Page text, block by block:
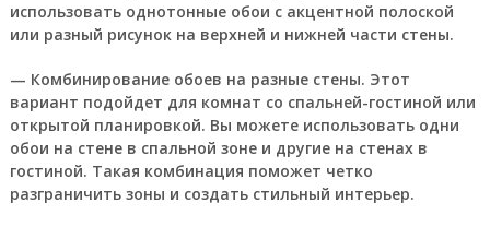
использовать однотонные обои с акцентной полоской
или разный рисунок на верхней и нижней части стены.
— Комбинирование обоев на разные стены. Этот
вариант подойдет для комнат со спальней-гостиной или
открытой планировкой. Вы можете использовать одни
обои на стене в спальной зоне и другие на стенах в
гостиной. Такая комбинация поможет четко
разграничить зоны и создать стильный интерьер.